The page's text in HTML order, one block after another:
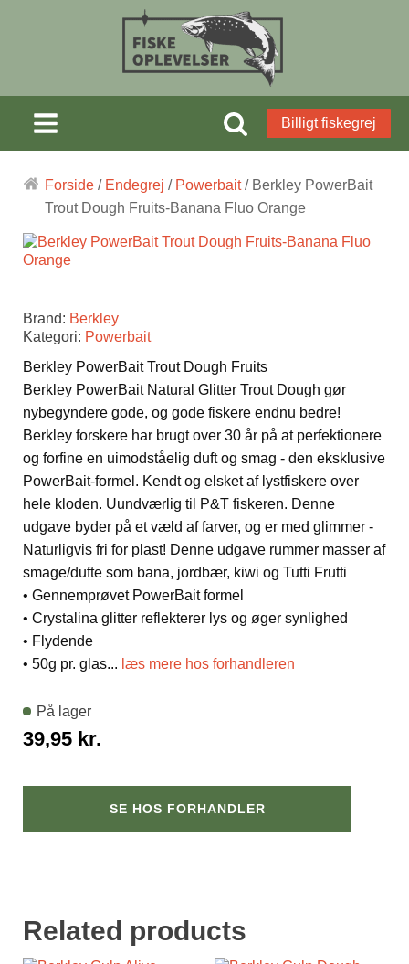
Billigt fiskegrej
Forside / Endegrej / Powerbait/ Berkley PowerBait
Trout Dough Fruits-Banana Fluo Orange
Brand: Berkley
Kategori: Powerbait
Berkley PowerBait Trout Dough Fruits
Berkley PowerBait Natural Glitter Trout Dough gør
nybegyndere gode, og gode fiskere endnu bedre!
Berkley forskere har brugt over 30 år på at perfektionere
og forfine en uimodståelig duft og smag - den eksklusive
PowerBait-formel. Kendt og elsket af lystfiskere over
hele kloden. Uundværlig til P&T fiskeren. Denne
udgave byder på et væld af farver, og er med glimmer -
Naturligvis fri for plast! Denne udgave rummer masser af
smage/dufte som bana, jordbær, kiwi og Tutti Frutti
• Gennemprøvet PowerBait formel
• Crystalina glitter reflekterer lys og øger synlighed
• Flydende
• 50g pr. glas... læs mere hos forhandleren
39,95 kr.
På lager
SE HOS FORHANDLER
Related products